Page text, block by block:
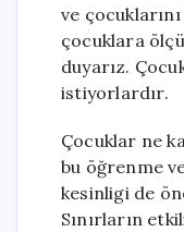
ve
çocuklara
duyarız.
istiyorlardır.
Çocuklar ne
bu öğrenme
kesinligi de
Sınırların